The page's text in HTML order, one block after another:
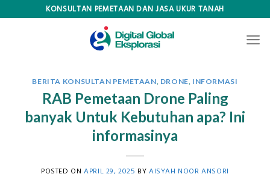
KONSULTAN PEMETAAN DAN JASA UKUR TANAH
BERITA KONSULTAN PEMETAAN, DRONE, INFORMASI
RAB Pemetaan Drone Paling
banyak Untuk Kebutuhan apa? Ini
informasinya
POSTED ONAPRIL 29, 2025 BYAISYAH NOOR ANSORI